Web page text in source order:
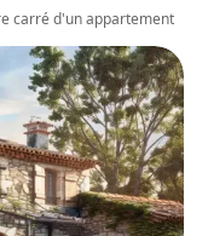
carré d'un appartement